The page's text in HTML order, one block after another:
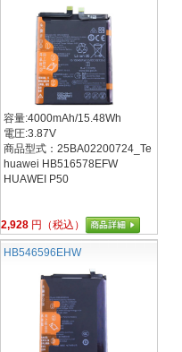
容量:4000mAh/15.48Wh
電圧:3.87V
商品型式：25BA02200724_Te
huawei HB516578EFW
HUAWEI P50
2,928 円（税込）
HB546596EHW